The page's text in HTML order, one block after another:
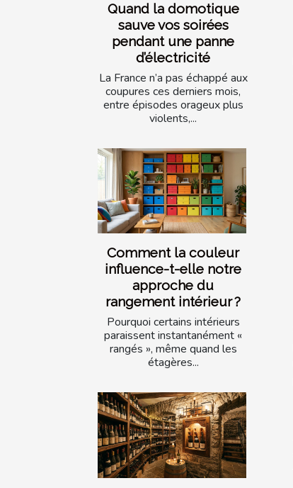
Quand la domotique
sauve vos soirées
pendant une panne
d’électricité
La France n’a pas échappé aux
coupures ces derniers mois,
entre épisodes orageux plus
violents,...
Comment la couleur
influence-t-elle notre
approche du
rangement intérieur ?
Pourquoi certains intérieurs
paraissent instantanément «
rangés », même quand les
étagères...